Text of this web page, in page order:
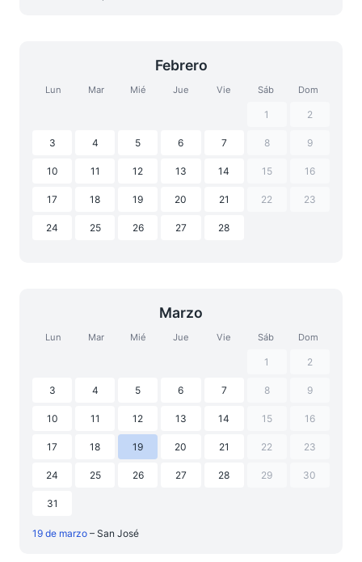
Febrero
Lun Mar Mié Jue Vie Sáb Dom
1 2
3 4 5 6 7 8 9
10 11 12 13 14 15 16
17 18 19 20 21 22 23
24 25 26 27 28
Marzo
Lun Mar Mié Jue Vie Sáb Dom
1 2
3 4 5 6 7 8 9
10 11 12 13 14 15 16
17 18 19 20 21 22 23
24 25 26 27 28 29 30
31
19 de marzo – San José